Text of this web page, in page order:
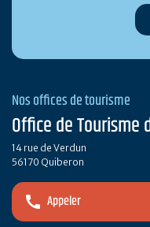
Nos offices de tourisme
Office de Tourisme
14 rue de Verdun
56170 Quiberon
Appeler